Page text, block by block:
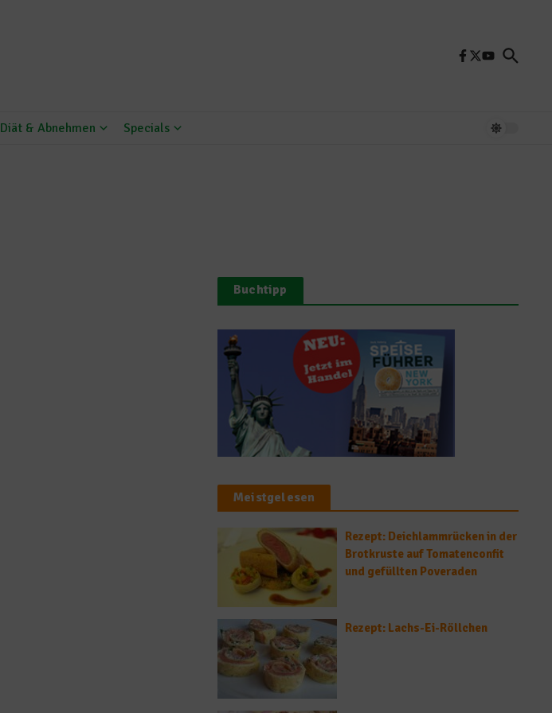
Diät & Abnehmen Specials
Buchtipp
Meistgelesen
Rezept: Deichlammrücken in der
Brotkruste auf Tomatenconfit
und gefüllten Poveraden
Rezept: Lachs-Ei-Röllchen